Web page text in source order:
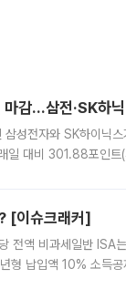
감…삼전·SK하
성전자와 SK하이닉
일 대비 301.88포인
[이슈크래커]
전액 비과세일반 ISA
형 납입액 10% 소득